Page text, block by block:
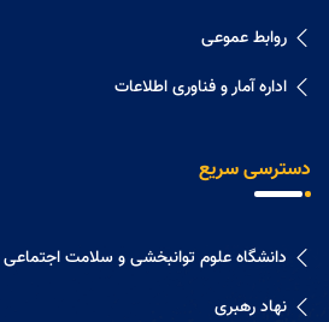
روابط عموعی
اداره آمار و فناوری اطلاعات
دسترسی سریع
دانشگاه علوم توانبخشی و سلامت اجتماعی
نهاد رهبری